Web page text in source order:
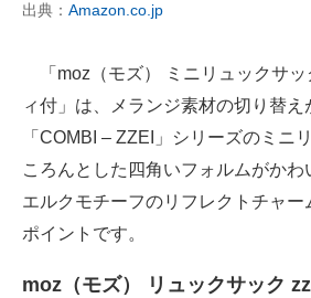
出典： Amazon.co.jp
「moz（モズ） ミニリュックサッ
ィ付」は、メランジ素材の切り替え
「COMBI – ZZEI」シリーズのミニ
ころんとした四角いフォルムがかわ
エルクモチーフのリフレクトチャー
ポイントです。
moz（モズ） リュックサック